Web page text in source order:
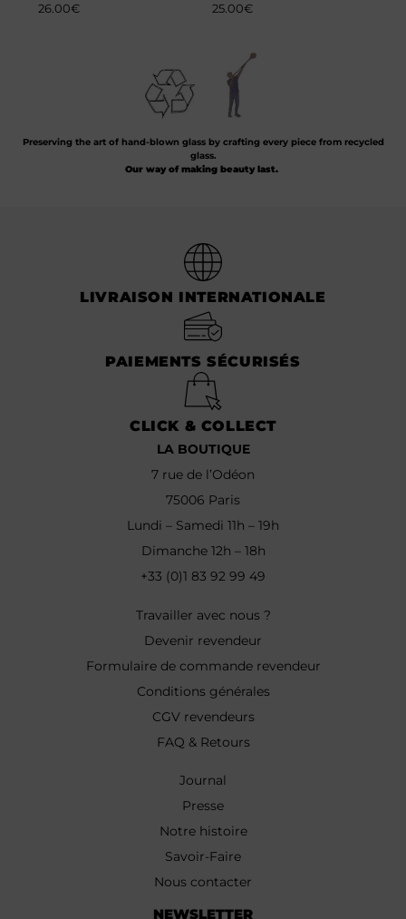
26.00€ 25.00€
Preserving the art of hand-blown glass by crafting every piece from recycled
glass.
Our way of making beauty last.
LIVRAISON INTERNATIONALE
PAIEMENTS SÉCURISÉS
CLICK & COLLECT
LA BOUTIQUE
7 rue de l’Odéon
75006 Paris
Lundi – Samedi 11h – 19h
Dimanche 12h – 18h
+33 (0)1 83 92 99 49
Travailler avec nous ?
Devenir revendeur
Formulaire de commande revendeur
Conditions générales
CGV revendeurs
FAQ & Retours
Journal
Presse
Notre histoire
Savoir-Faire
Nous contacter
NEWSLETTER